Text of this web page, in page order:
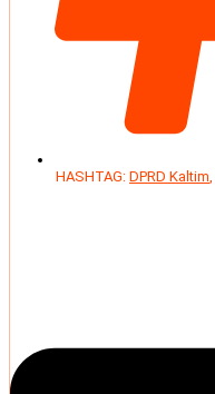
HASHTAG: DPRD Kaltim,